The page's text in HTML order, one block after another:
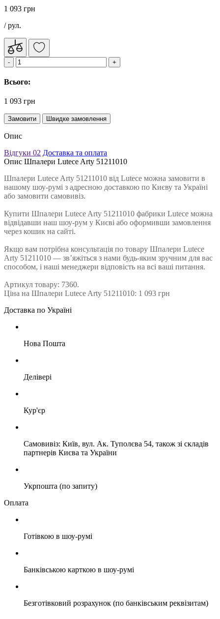
1 093 грн
/ рул.
Всього:
1 093 грн
Замовити Швидке замовлення
Опис
Відгуки 02 Доставка та оплата
Опис Шпалери Lutece Arty 51211010
Шпалери Lutece Arty 51211010 від Lutece можна замовити в
нашому шоу-румі з адресною доставкою по Києву та Україні
або замовити самовивіз.
Купити Шпалери Lutece Arty 51211010 фабрики Lutece можна
відвідавши наш шоу-рум у Києві або оформивши замовлення
через кошик на сайті.
Якщо вам потрібна консультація по товару Шпалери Lutece
Arty 51211010 — зв’яжіться з нами будь-яким зручним для вас
способом, і наші менеджери відповість на всі ваші питання.
Артикул товару: 7360.
Ціна на Шпалери Lutece Arty 51211010: 1 093 грн
Доставка по Україні
Нова Пошта
Делівері
Кур'єр
Самовивіз: Київ, вул. Ак. Туполєва 54, також зі складів
партнерів Києва та України
Укрпошта (по запиту)
Оплата
Готівкою в шоу-румі
Банківською карткою в шоу-румі
Безготівковий розрахунок (по банківським реквізитам)